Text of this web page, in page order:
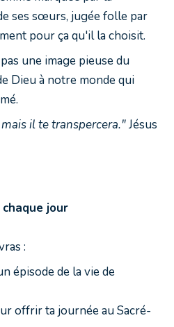
ses sœurs, jugée folle par
pour ça qu'il la choisit.
une image pieuse du
Dieu à notre monde qui
il te transpercera."Jésus
jour
:
épisode de la vie de
offrir ta journée au Sacré-